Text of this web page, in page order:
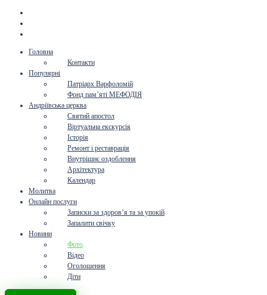
Головна
Контакти
Популярні
Патріарх Варфоломій
Фонд пам’яті МЕФОДІЯ
Андріївська церква
Святий апостол
Віртуальна екскурсія
Історія
Ремонт і реставрація
Внутрішнє оздоблення
Архітектура
Календар
Молитва
Онлайн послуги
Записки за здоров’я та за упокій
Запалити свічку
Новини
Фото
Відео
Оголошення
Діти